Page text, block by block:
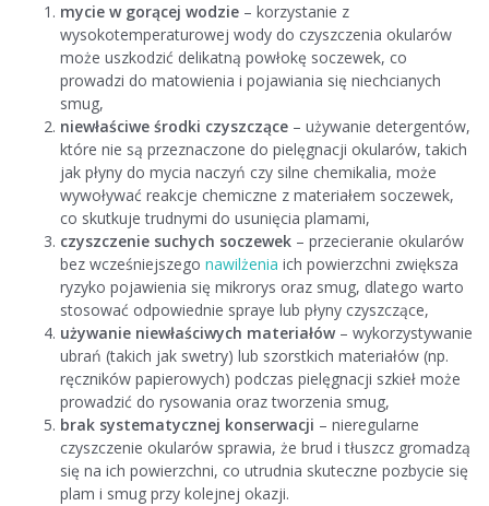
mycie w gorącej wodzie – korzystanie z
wysokotemperaturowej wody do czyszczenia okularów
może uszkodzić delikatną powłokę soczewek, co
prowadzi do matowienia i pojawiania się niechcianych
smug,
niewłaściwe środki czyszczące – używanie detergentów,
które nie są przeznaczone do pielęgnacji okularów, takich
jak płyny do mycia naczyń czy silne chemikalia, może
wywoływać reakcje chemiczne z materiałem soczewek,
co skutkuje trudnymi do usunięcia plamami,
czyszczenie suchych soczewek – przecieranie okularów
bez wcześniejszego nawilżenia ich powierzchni zwiększa
ryzyko pojawienia się mikrorys oraz smug, dlatego warto
stosować odpowiednie spraye lub płyny czyszczące,
używanie niewłaściwych materiałów – wykorzystywanie
ubrań (takich jak swetry) lub szorstkich materiałów (np.
ręczników papierowych) podczas pielęgnacji szkieł może
prowadzić do rysowania oraz tworzenia smug,
brak systematycznej konserwacji – nieregularne
czyszczenie okularów sprawia, że brud i tłuszcz gromadzą
się na ich powierzchni, co utrudnia skuteczne pozbycie się
plam i smug przy kolejnej okazji.